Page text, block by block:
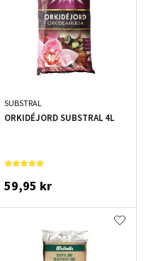
SUBSTRAL
ORKIDÉJORD SUBSTRAL 4L
59,95 kr